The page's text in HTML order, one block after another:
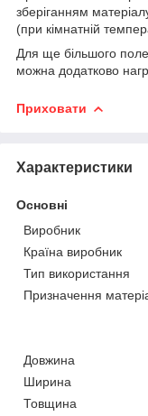
зберіганням
(при кімнатній
Для ще більшого
можна додатково
Приховати
Характеристики
Основні
Виробник
Країна виробник
Тип використання
Призначення
Довжина
Ширина
Товщина